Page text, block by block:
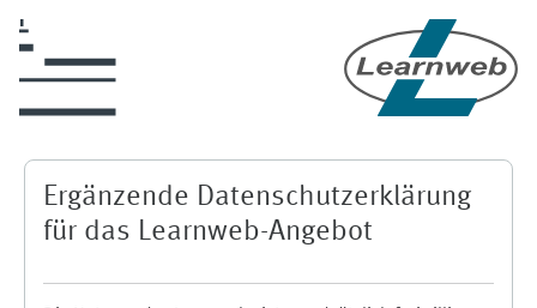
Ergänzende Datenschutzerklärung
für das Learnweb-Angebot